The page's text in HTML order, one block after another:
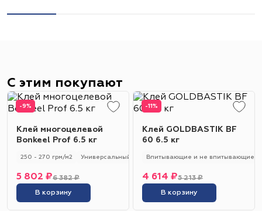
С этим покупают
-9%
Клей многоцелевой
Bonkeel Prof 6.5 кг
250 - 270 грм/м2 Универсальный 250 - 270 гр/м2
6 382 ₽
5 802 ₽
В корзину
-11%
Клей GOLDBASTIK BF
60 6.5 кг
Впитывающие и не впитывающие
5 213 ₽
4 614 ₽
В корзину